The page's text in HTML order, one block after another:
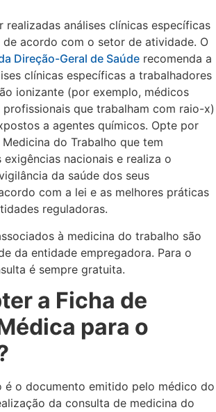
realizadas análises clínicas específicas
acordo com o setor de atividade. O
Direção-Geral de Saúde recomenda a
clínicas específicas a trabalhadores
ionizante (por exemplo, médicos
que trabalham com raio-x)
a agentes químicos. Opte por
do Trabalho que tem
nacionais e realiza o
da saúde dos seus
com a lei e as melhores práticas
reguladoras.
à medicina do trabalho são
da entidade empregadora. Para o
é sempre gratuita.
a Ficha de
para o
é o documento emitido pelo médico do
da consulta de medicina do